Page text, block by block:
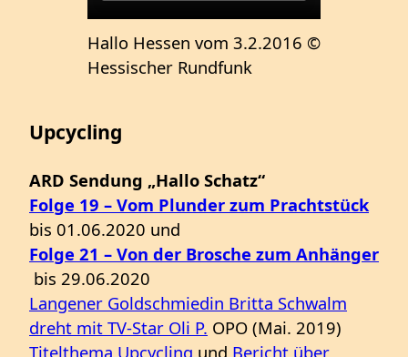
Hallo Hessen vom 3.2.2016 ©
Hessischer Rundfunk
Upcycling
ARD Sendung „Hallo Schatz“
Folge 19 – Vom Plunder zum Prachtstück
bis 01.06.2020 und
Folge 21 – Von der Brosche zum Anhänger
bis 29.06.2020
Langener Goldschmiedin Britta Schwalm
dreht mit TV-Star Oli P. OPO (Mai. 2019)
Titelthema Upcycling und Bericht über